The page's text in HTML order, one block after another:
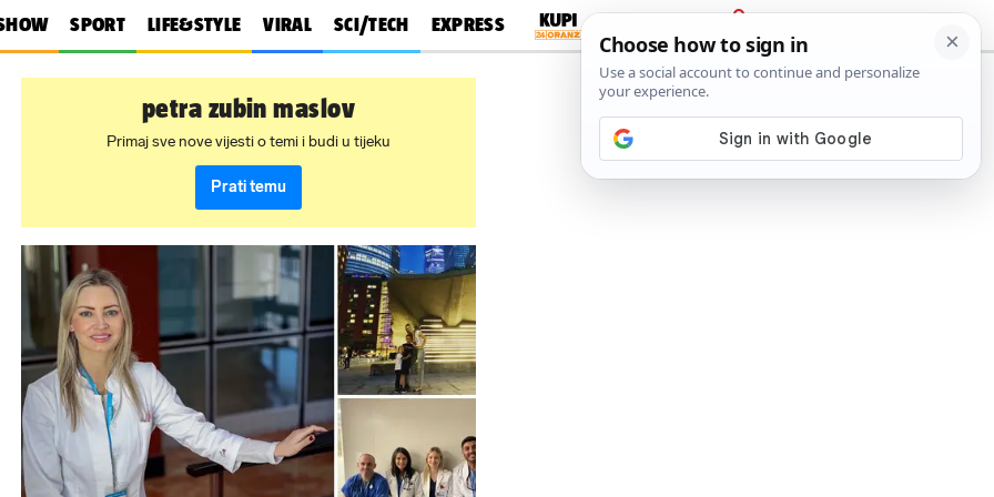
SPORT LIFE&STYLE VIRAL SCI/TECH EXPRESS
PRIJAVA
petra zubin maslov
Primaj sve nove vijesti o temi i budi u tijeku
Prati temu